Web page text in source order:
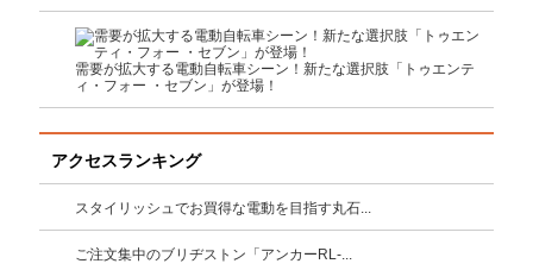
需要が拡大する電動自転車シーン！新たな選択肢「トゥエンテ
ィ・フォー ・セブン」が登場！
アクセスランキング
スタイリッシュでお買得な電動を目指す丸石...
ご注文集中のブリヂストン「アンカーRL-...